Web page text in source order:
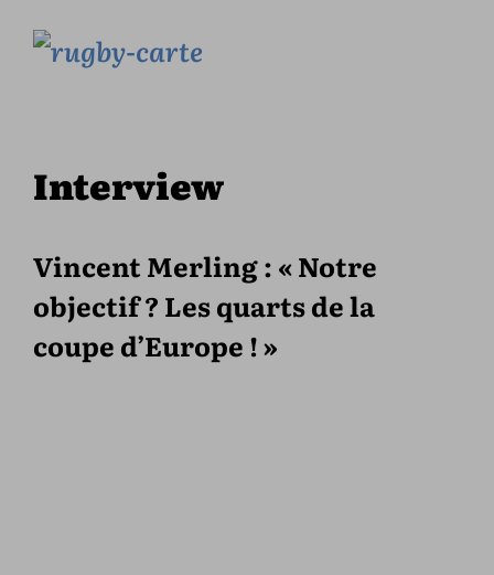
Interview
Vincent Merling : « Notre
objectif ? Les quarts de la
coupe d’Europe ! »